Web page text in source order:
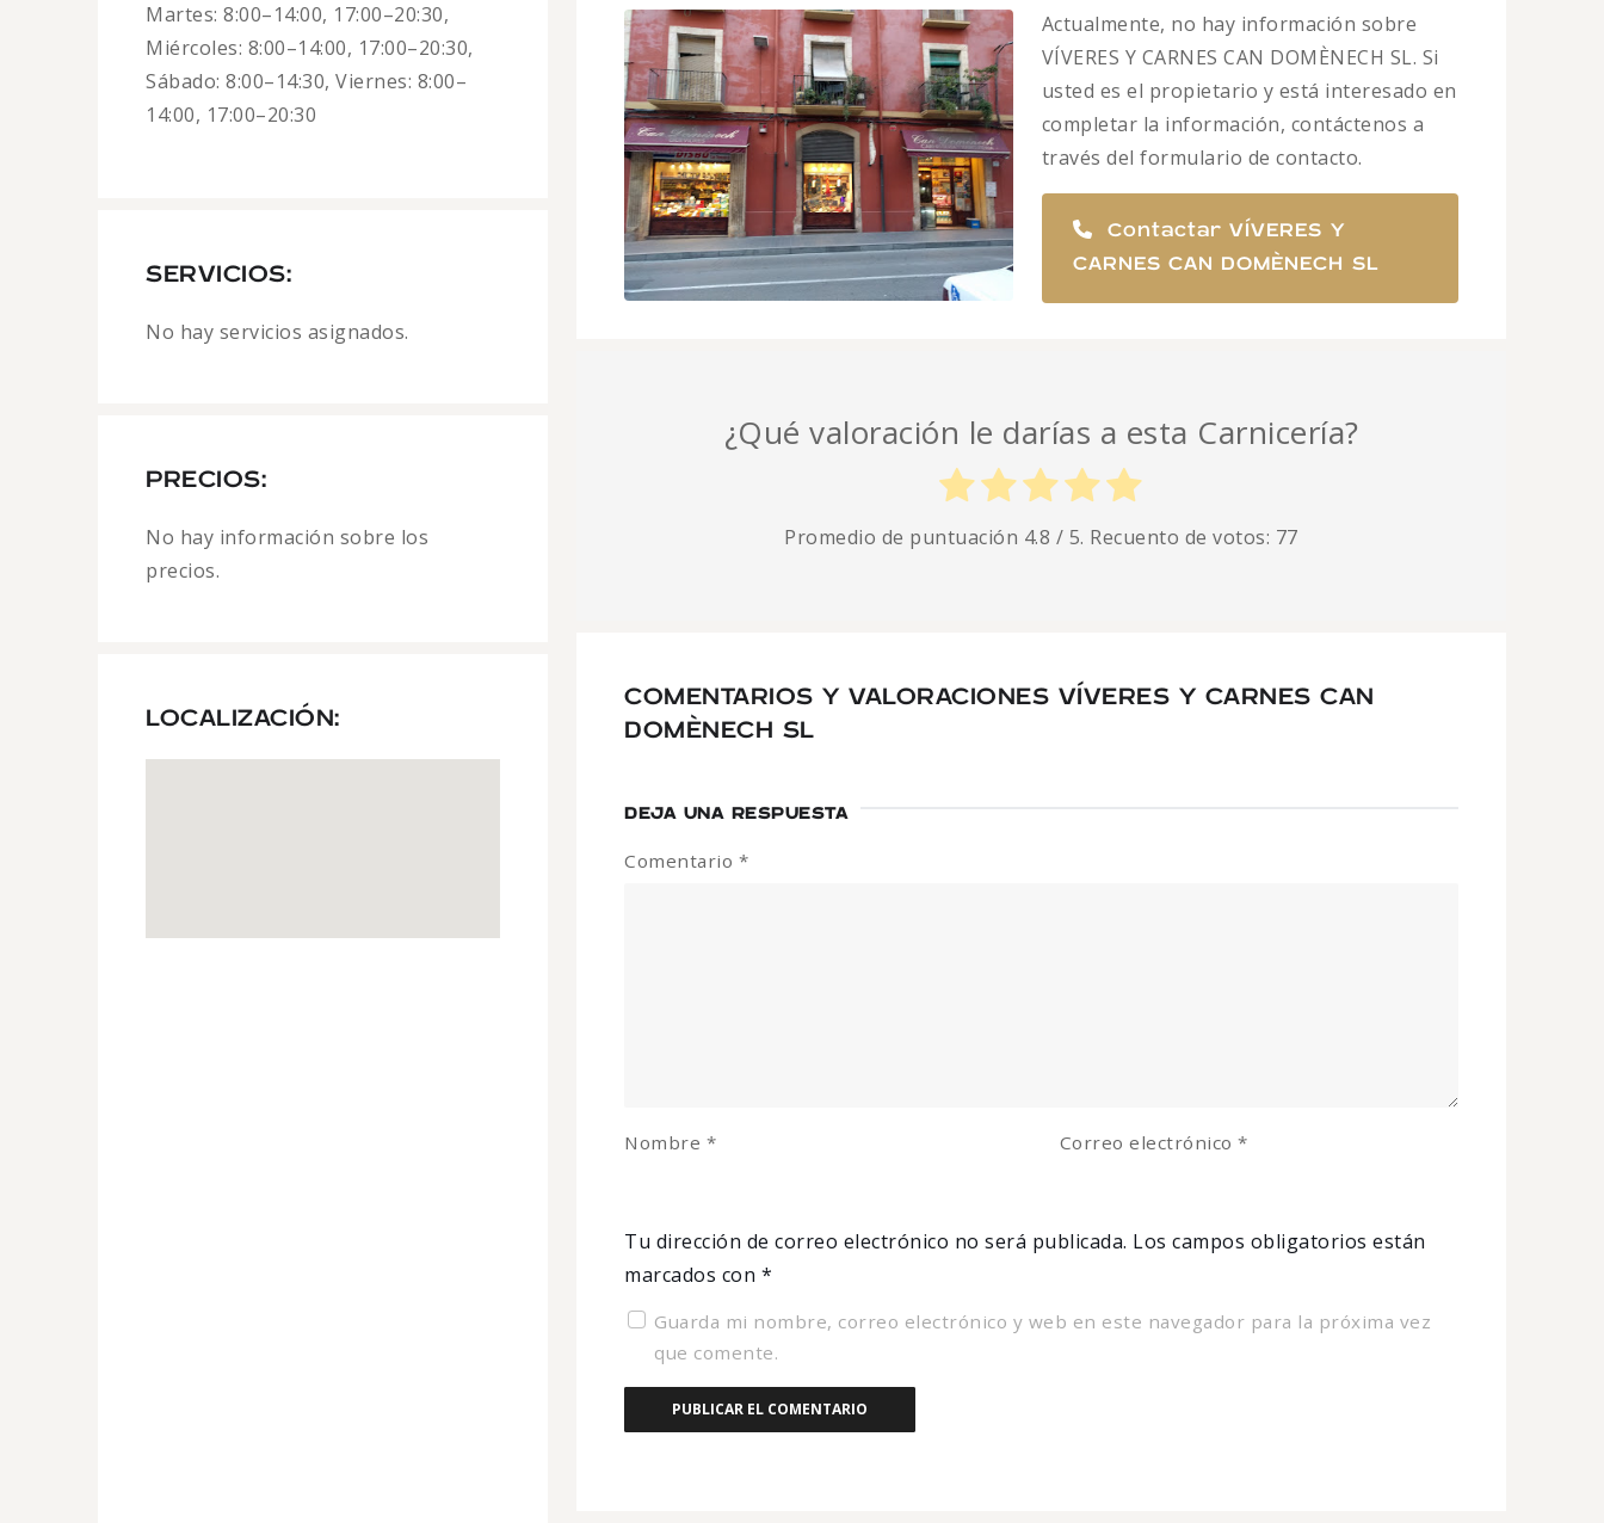
Martes: 8:00–14:00, 17:00–20:30,
Miércoles: 8:00–14:00, 17:00–20:30,
Sábado: 8:00–14:30, Viernes: 8:00–
14:00, 17:00–20:30
SERVICIOS:
No hay servicios asignados.
PRECIOS:
No hay información sobre los
precios.
LOCALIZACIÓN:
Actualmente, no hay información sobre
VÍVERES Y CARNES CAN DOMÈNECH SL. Si
usted es el propietario y está interesado en
completar la información, contáctenos a
través del formulario de contacto.
Contactar VÍVERES Y
CARNES CAN DOMÈNECH SL
¿Qué valoración le darías a esta Carnicería?
Promedio de puntuación 4.8 / 5. Recuento de votos: 77
COMENTARIOS Y VALORACIONES VÍVERES Y CARNES CAN
DOMÈNECH SL
DEJA UNA RESPUESTA
Tu dirección de correo electrónico no será publicada. Los campos obligatorios están
marcados con *
Comentario *
Nombre * Correo electrónico*
Guarda mi nombre, correo electrónico y web en este navegador para la próxima vez
que comente.